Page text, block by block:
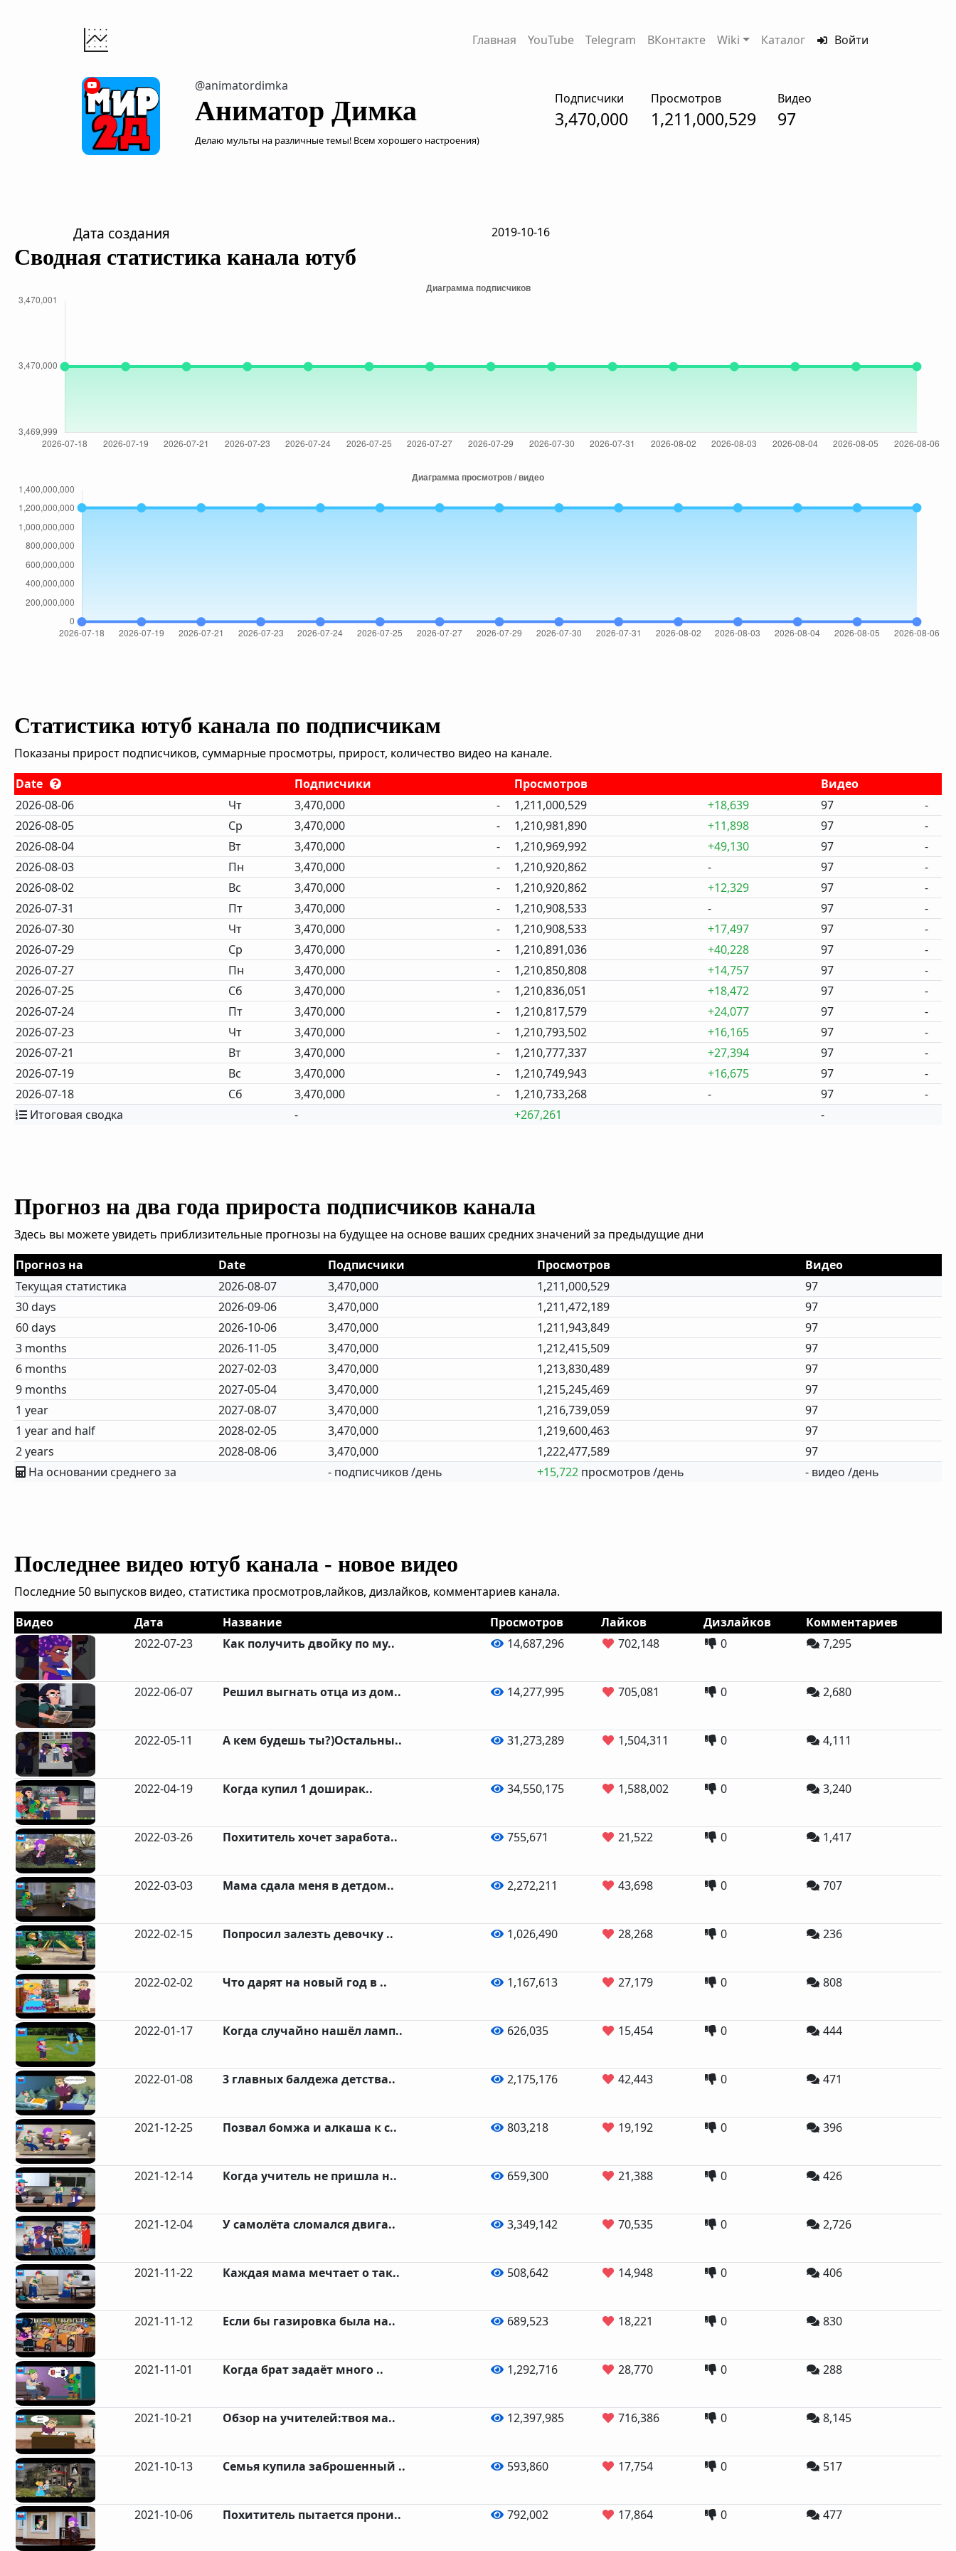
Главная YouTube Telegram ВКонтакте Wiki Каталог Войти
@animatordimka
Аниматор Димка
Делаю мульты на различные темы! Всем хорошего настроения)
Подписчики
3,470,000
Просмотров
1,211,000,529
Видео
97
Дата создания 2019-10-16
Сводная статистика канала ютуб
Статистика ютуб канала по подписчикам
Показаны прирост подписчиков, суммарные просмотры, прирост, количество видео на канале.
Date
Подписчики Просмотров
Видео
2026-08-06
Чт 3,470,000 - 1,211,000,529 +18,639 97
-
2026-08-05
Ср 3,470,000 - 1,210,981,890 +11,898 97
-
2026-08-04
Вт 3,470,000 - 1,210,969,992 +49,130 97
-
2026-08-03
Пн 3,470,000 - 1,210,920,862 - 97
-
2026-08-02
Вс 3,470,000 - 1,210,920,862 +12,329 97
-
2026-07-31
Пт 3,470,000 - 1,210,908,533 - 97
-
2026-07-30
Чт 3,470,000 - 1,210,908,533 +17,497 97
-
2026-07-29
Ср 3,470,000 - 1,210,891,036 +40,228 97
-
2026-07-27
Пн 3,470,000 - 1,210,850,808 +14,757 97
-
2026-07-25
Сб 3,470,000 - 1,210,836,051 +18,472 97
-
2026-07-24
Пт 3,470,000 - 1,210,817,579 +24,077 97
-
2026-07-23
Чт 3,470,000 - 1,210,793,502 +16,165 97
-
2026-07-21
Вт 3,470,000 - 1,210,777,337 +27,394 97
-
2026-07-19
Вс 3,470,000 - 1,210,749,943 +16,675 97
-
2026-07-18
Сб 3,470,000 - 1,210,733,268 - 97
-
Итоговая сводка
- +267,261 -
Прогноз на два года прироста подписчиков канала
Здесь вы можете увидеть приблизительные прогнозы на будущее на основе ваших средних значений за предыдущие дни
Прогноз на
Date Подписчики Просмотров
Видео
Текущая статистика
2026-08-07 3,470,000 1,211,000,529
97
30 days
2026-09-06 3,470,000 1,211,472,189
97
60 days
2026-10-06 3,470,000 1,211,943,849
97
3 months
2026-11-05 3,470,000 1,212,415,509
97
6 months
2027-02-03 3,470,000 1,213,830,489
97
9 months
2027-05-04 3,470,000 1,215,245,469
97
1 year
2027-08-07 3,470,000 1,216,739,059
97
1 year and half
2028-02-05 3,470,000 1,219,600,463
97
2 years
2028-08-06 3,470,000 1,222,477,589
97
На основании среднего за
- подписчиков /день +15,722 просмотров /день - видео /день
Последнее видео ютуб канала - новое видео
Последние 50 выпусков видео, статистика просмотров,лайков, дизлайков, комментариев канала.
Видео
Дата Название Просмотров Лайков Дизлайков
Комментариев
2022-07-23
Как получить двойку по му.. 14,687,296 702,148 0 7,295
2022-06-07 Решил выгнать отца из дом.. 14,277,995 705,081 0 2,680
2022-05-11 А кем будешь ты?)Остальны.. 31,273,289 1,504,311 0 4,111
2022-04-19 Когда купил 1 доширак.. 34,550,175 1,588,002 0 3,240
2022-03-26 Похититель хочет заработа.. 755,671 21,522 0 1,417
2022-03-03 Мама сдала меня в детдом.. 2,272,211 43,698 0 707
2022-02-15 Попросил залезть девочку .. 1,026,490 28,268 0 236
2022-02-02 Что дарят на новый год в .. 1,167,613 27,179 0 808
2022-01-17 Когда случайно нашёл ламп.. 626,035 15,454 0 444
2022-01-08 3 главных балдежа детства.. 2,175,176 42,443 0 471
2021-12-25 Позвал бомжа и алкаша к с.. 803,218 19,192 0 396
2021-12-14 Когда учитель не пришла н.. 659,300 21,388 0 426
2021-12-04 У самолёта сломался двига.. 3,349,142 70,535 0 2,726
2021-11-22 Каждая мама мечтает о так.. 508,642 14,948 0 406
2021-11-12 Если бы газировка была на.. 689,523 18,221 0 830
2021-11-01 Когда брат задаёт много .. 1,292,716 28,770 0 288
2021-10-21 Обзор на учителей:твоя ма.. 12,397,985 716,386 0 8,145
2021-10-13 Семья купила заброшенный .. 593,860 17,754 0 517
2021-10-06 Похититель пытается прони.. 792,002 17,864 0 477